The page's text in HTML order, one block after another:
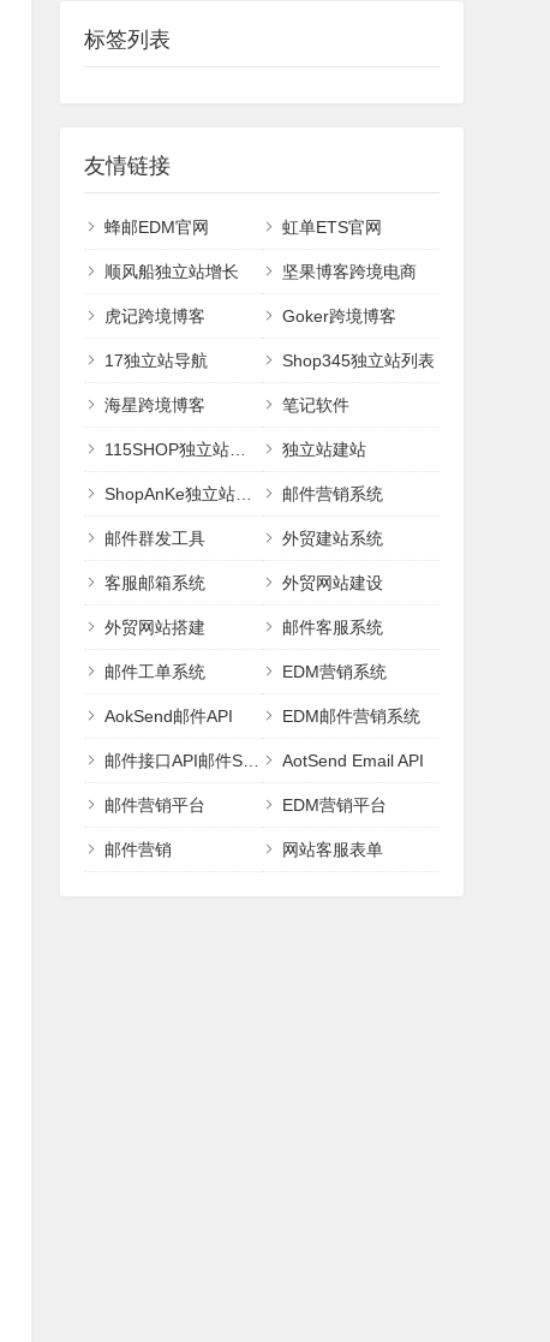
标签列表
友情链接
蜂邮EDM官网 虹单ETS官网
顺风船独立站增长 坚果博客跨境电商
虎记跨境博客 Goker跨境博客
17独立站导航 Shop345独立站列表
海星跨境博客 笔记软件
115SHOP独立站建站 独立站建站
ShopAnKe独立站建站 邮件营销系统
邮件群发工具 外贸建站系统
客服邮箱系统 外贸网站建设
外贸网站搭建 邮件客服系统
邮件工单系统 EDM营销系统
AokSend邮件API EDM邮件营销系统
邮件接口API邮件SMTP AotSend Email API
邮件营销平台 EDM营销平台
邮件营销 网站客服表单